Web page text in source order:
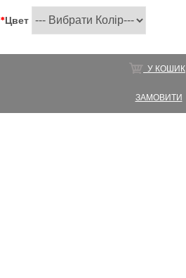
*Цвет
У КОШИК
ЗАМОВИТИ